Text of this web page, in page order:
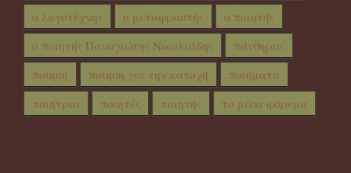
ο λογοτέχνης
ο μεταφραστής
ο ποιητής
ο ποιητής Παναγιώτης Νικολαϊδης
πάνθηρας
ποίηση
ποίηση για την κατοχή
ποιήματα
ποιήτρια
ποιητές ποιητής το μέσα φόρεμα